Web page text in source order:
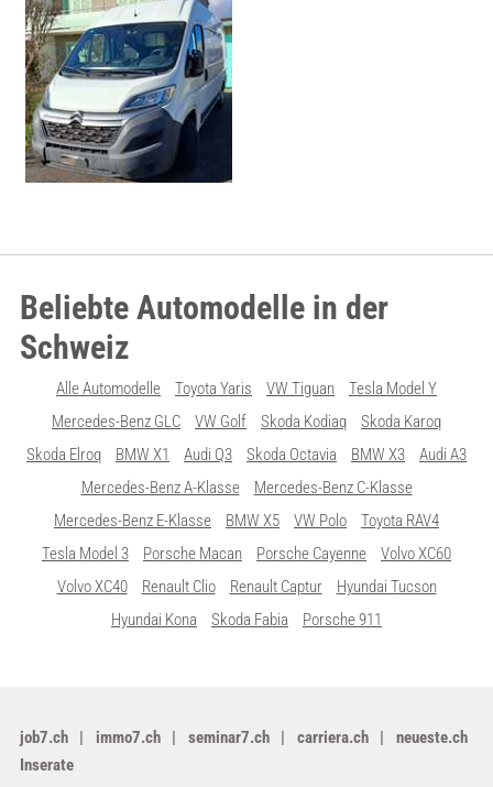
Beliebte Automodelle in der
Schweiz
Alle Automodelle Toyota Yaris VW Tiguan
Tesla Model Y
Mercedes-Benz GLC
VW Golf Skoda Kodiaq
Skoda Karoq
Skoda Elroq
BMW X1 Audi Q3 Skoda Octavia BMW X3
Audi A3
Mercedes-Benz A-Klasse
Mercedes-Benz C-Klasse
Mercedes-Benz E-Klasse
BMW X5 VW Polo
Toyota RAV4
Tesla Model 3
Porsche Macan Porsche Cayenne
Volvo XC60
Volvo XC40
Renault Clio Renault Captur
Hyundai Tucson
Hyundai Kona
Skoda Fabia Porsche 911
job7.ch immo7.ch seminar7.ch carriera.ch
neueste.ch
Inserate